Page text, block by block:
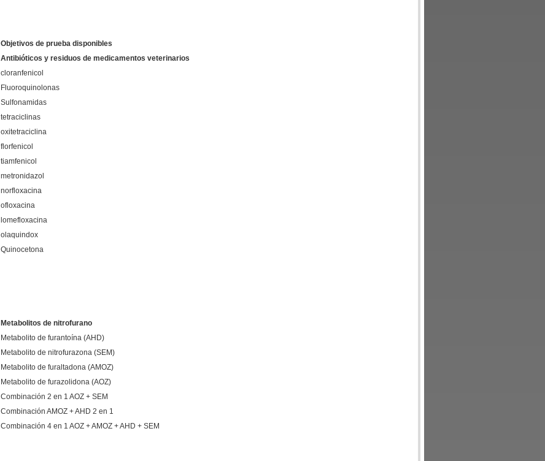
Objetivos de prueba disponibles
Antibióticos y residuos de medicamentos veterinarios
cloranfenicol
Fluoroquinolonas
Sulfonamidas
tetraciclinas
oxitetraciclina
florfenicol
tiamfenicol
metronidazol
norfloxacina
ofloxacina
lomefloxacina
olaquindox
Quinocetona
Metabolitos de nitrofurano
Metabolito de furantoína (AHD)
Metabolito de nitrofurazona (SEM)
Metabolito de furaltadona (AMOZ)
Metabolito de furazolidona (AOZ)
Combinación 2 en 1 AOZ + SEM
Combinación AMOZ + AHD 2 en 1
Combinación 4 en 1 AOZ + AMOZ + AHD + SEM